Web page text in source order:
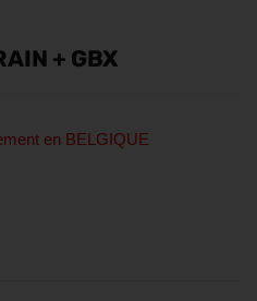
+ GBX
en BELGIQUE